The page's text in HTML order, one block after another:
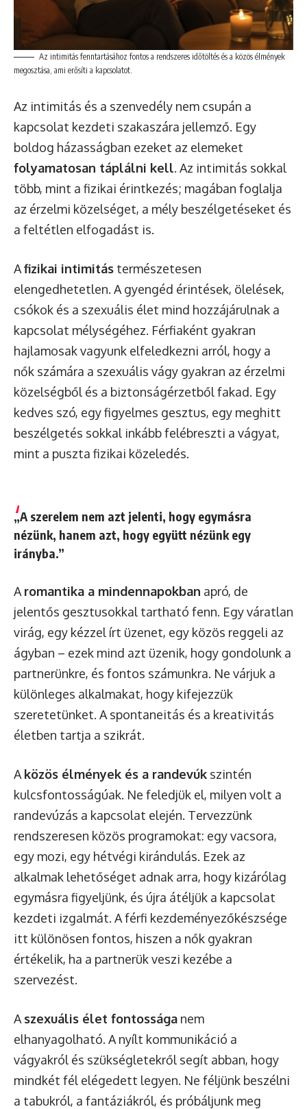
Az intimitás fenntartásához fontos a rendszeres időtöltés és a közös élmények
megosztása, ami erősíti a kapcsolatot.
Az intimitás és a szenvedély nem csupán a
kapcsolat kezdeti szakaszára jellemző. Egy
boldog házasságban ezeket az elemeket
folyamatosan táplálni kell. Az intimitás sokkal
több, mint a fizikai érintkezés; magában foglalja
az érzelmi közelséget, a mély beszélgetéseket és
a feltétlen elfogadást is.
Afizikai intimitás természetesen
elengedhetetlen. A gyengéd érintések, ölelések,
csókok és a szexuális élet mind hozzájárulnak a
kapcsolat mélységéhez. Férfiaként gyakran
hajlamosak vagyunk elfeledkezni arról, hogy a
nők számára a szexuális vágy gyakran az érzelmi
közelségből és a biztonságérzetből fakad. Egy
kedves szó, egy figyelmes gesztus, egy meghitt
beszélgetés sokkal inkább felébreszti a vágyat,
mint a puszta fizikai közeledés.
„A szerelem nem azt jelenti, hogy egymásra
nézünk, hanem azt, hogy együtt nézünk egy
irányba.”
A romantika a mindennapokban apró, de
jelentős gesztusokkal tartható fenn. Egy váratlan
virág, egy kézzel írt üzenet, egy közös reggeli az
ágyban – ezek mind azt üzenik, hogy gondolunk a
partnerünkre, és fontos számunkra. Ne várjuk a
különleges alkalmakat, hogy kifejezzük
szeretetünket. A spontaneitás és a kreativitás
életben tartja a szikrát.
A közös élmények és a randevúk szintén
kulcsfontosságúak. Ne feledjük el, milyen volt a
randevúzás a kapcsolat elején. Tervezzünk
rendszeresen közös programokat: egy vacsora,
egy mozi, egy hétvégi kirándulás. Ezek az
alkalmak lehetőséget adnak arra, hogy kizárólag
egymásra figyeljünk, és újra átéljük a kapcsolat
kezdeti izgalmát. A férfi kezdeményezőkészsége
itt különösen fontos, hiszen a nők gyakran
értékelik, ha a partnerük veszi kezébe a
szervezést.
A szexuális élet fontossága nem
elhanyagolható. A nyílt kommunikáció a
vágyakról és szükségletekről segít abban, hogy
mindkét fél elégedett legyen. Ne féljünk beszélni
a tabukról, a fantáziákról, és próbáljunk meg